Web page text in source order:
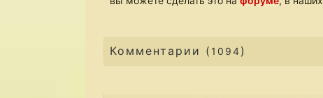
Комментарии ( 1094)